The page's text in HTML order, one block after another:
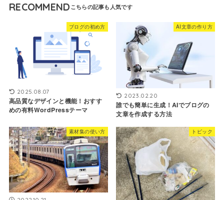
RECOMMEND
ブログの初め方
2025.08.07
高品質なデザインと機能！おすす
めの有料WordPressテーマ
AI文章の作り方
2023.02.20
誰でも簡単に生成！AIでブログの
文章を作成する方法
素材集の使い方 トピック